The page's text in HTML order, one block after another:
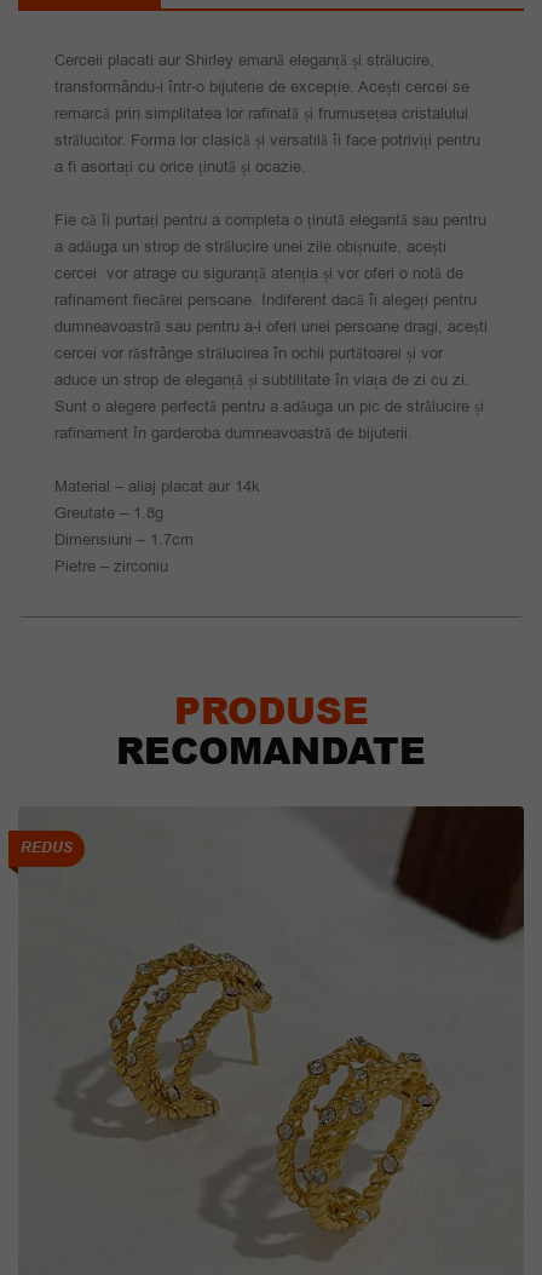
Cerceii placati aur Shirley emană eleganță și strălucire,
transformându-i într-o bijuterie de excepție. Acești cercei se
remarcă prin simplitatea lor rafinată și frumusețea cristalului
strălucitor. Forma lor clasică și versatilă îi face potriviți pentru
a fi asortați cu orice ținută și ocazie.
Fie că îi purtați pentru a completa o ținută elegantă sau pentru
a adăuga un strop de strălucire unei zile obișnuite, acești
cercei vor atrage cu siguranță atenția și vor oferi o notă de
rafinament fiecărei persoane. Indiferent dacă îi alegeți pentru
dumneavoastră sau pentru a-i oferi unei persoane dragi, acești
cercei vor răsfrânge strălucirea în ochii purtătoarei și vor
aduce un strop de eleganță și subtilitate în viața de zi cu zi.
Sunt o alegere perfectă pentru a adăuga un pic de strălucire și
rafinament în garderoba dumneavoastră de bijuterii.
Material – aliaj placat aur 14k
Greutate – 1.8g
Dimensiuni – 1.7cm
Pietre – zirconiu
PRODUSE
RECOMANDATE
REDUS